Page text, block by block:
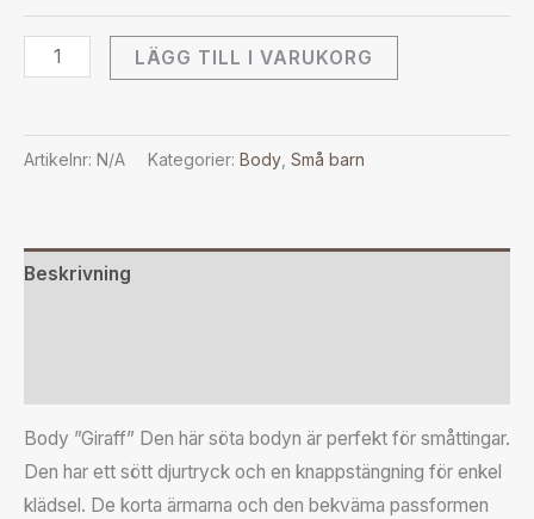
LÄGG TILL I VARUKORG
Artikelnr: N/A Kategorier: Body, Små barn
Beskrivning
Body ”Giraff” Den här söta bodyn är perfekt för småttingar.
Den har ett sött djurtryck och en knappstängning för enkel
klädsel. De korta ärmarna och den bekväma passformen